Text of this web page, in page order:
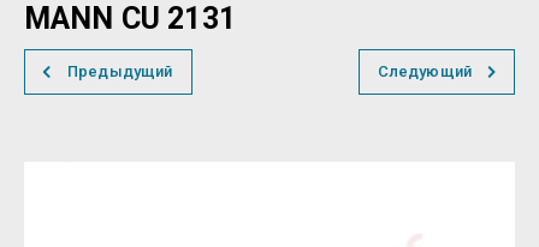
MANN CU 2131
Предыдущий Следующий